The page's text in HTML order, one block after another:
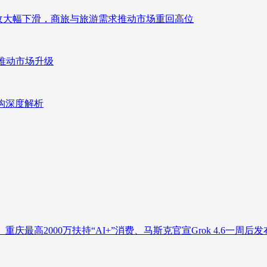
幅下滑，商旅与旅游需求推动市场重回高位
动市场升级
深度解析
庆最高2000万扶持“AI+”消费、马斯克官宣Grok 4.6一周后发